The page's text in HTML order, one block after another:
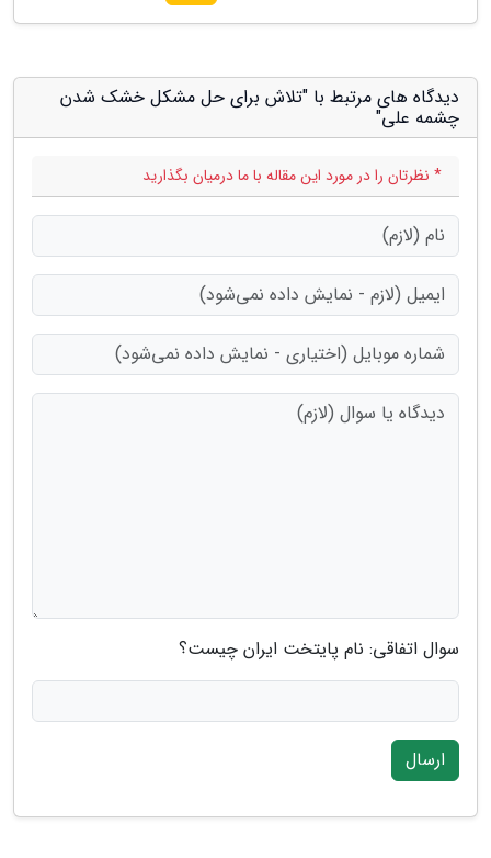
دیدگاه های مرتبط با "تلاش برای حل مشکل خشک شدن
چشمه علی"
* نظرتان را در مورد این مقاله با ما درمیان بگذارید
سوال اتفاقی: نام پایتخت ایران چیست؟
ارسال